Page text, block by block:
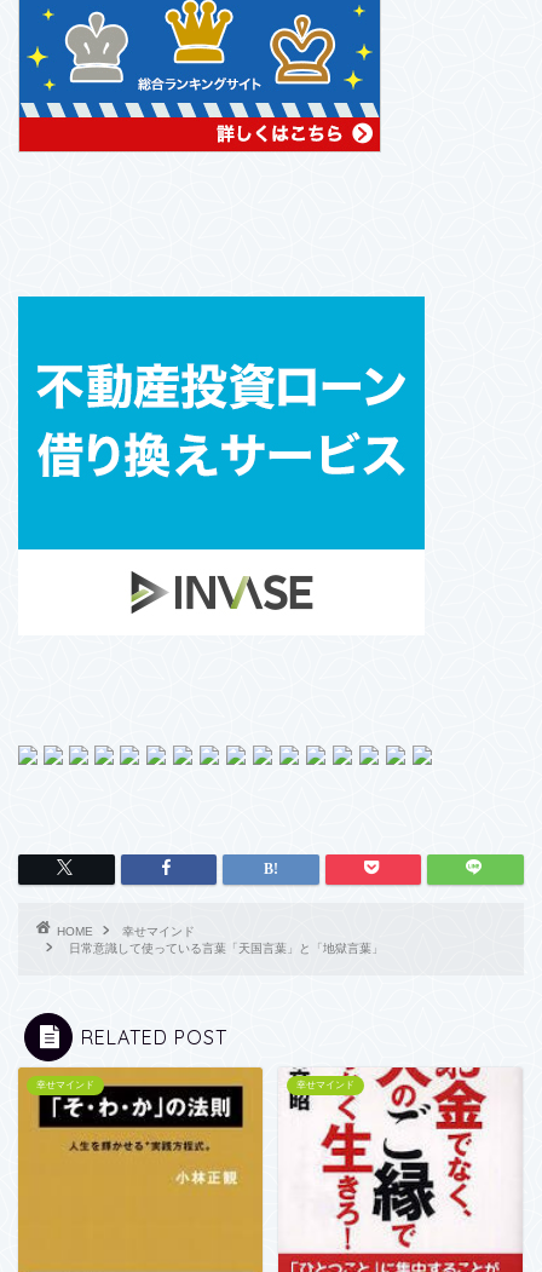
HOME
幸せマインド
日常意識して使っている言葉「天国言葉」と「地獄言葉」
RELATED POST
幸せマインド 幸せマインド